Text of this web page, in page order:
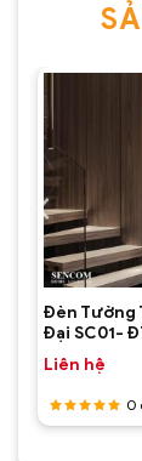
Đèn
Đèn Tường
Đại SC01-
Liên hệ
Được
0